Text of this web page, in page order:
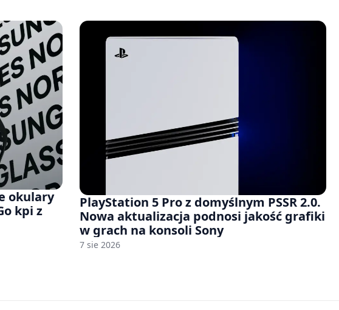
okulary
kpi z
PlayStation 5 Pro z domyślnym PSSR 2.0.
Nowa aktualizacja podnosi jakość grafiki
w grach na konsoli Sony
7 sie 2026